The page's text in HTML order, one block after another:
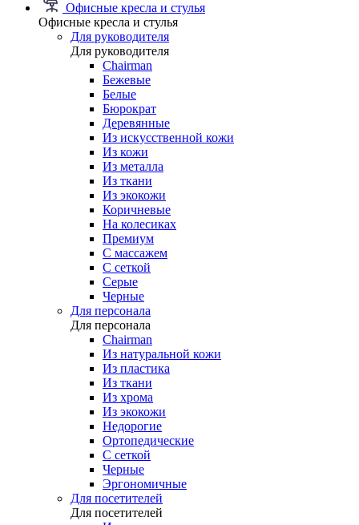
Офисные кресла и стулья
Офисные кресла и стулья
Для руководителя
Для руководителя
Chairman
Бежевые
Белые
Бюрократ
Деревянные
Из искусственной кожи
Из кожи
Из металла
Из ткани
Из экокожи
Коричневые
На колесиках
Премиум
С массажем
С сеткой
Серые
Черные
Для персонала
Для персонала
Chairman
Из натуральной кожи
Из пластика
Из ткани
Из хрома
Из экокожи
Недорогие
Ортопедические
С сеткой
Черные
Эргономичные
Для посетителей
Для посетителей